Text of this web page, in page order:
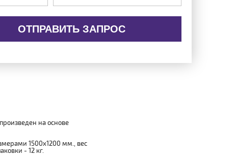
ОТПРАВИТЬ ЗАПРОС
на основе
1500x1200 мм., вес
- 12 кг.